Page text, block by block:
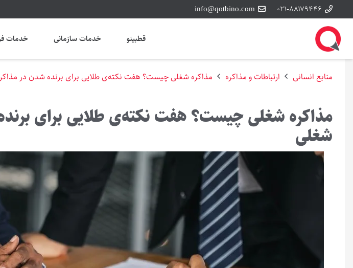
۰۲۱-۸۸۱۷۹۴۴۶ info@qotbino.com
قطبینو خدمات سازمانی خدمات
منابع انسانی ارتباطات و مذاکره مذاکره شغلی چیست؟ هفت نکته‌ی طلایی برای برنده شدن در
مذاکره شغلی چیست؟ هفت نکته‌ی طلایی برای
شغلی